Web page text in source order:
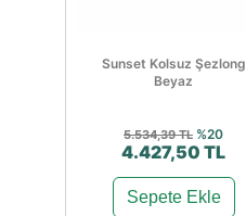
Sunset Kolsuz Şezlong
Beyaz
5.534,39 TL %20
4.427,50 TL
Sepete Ekle